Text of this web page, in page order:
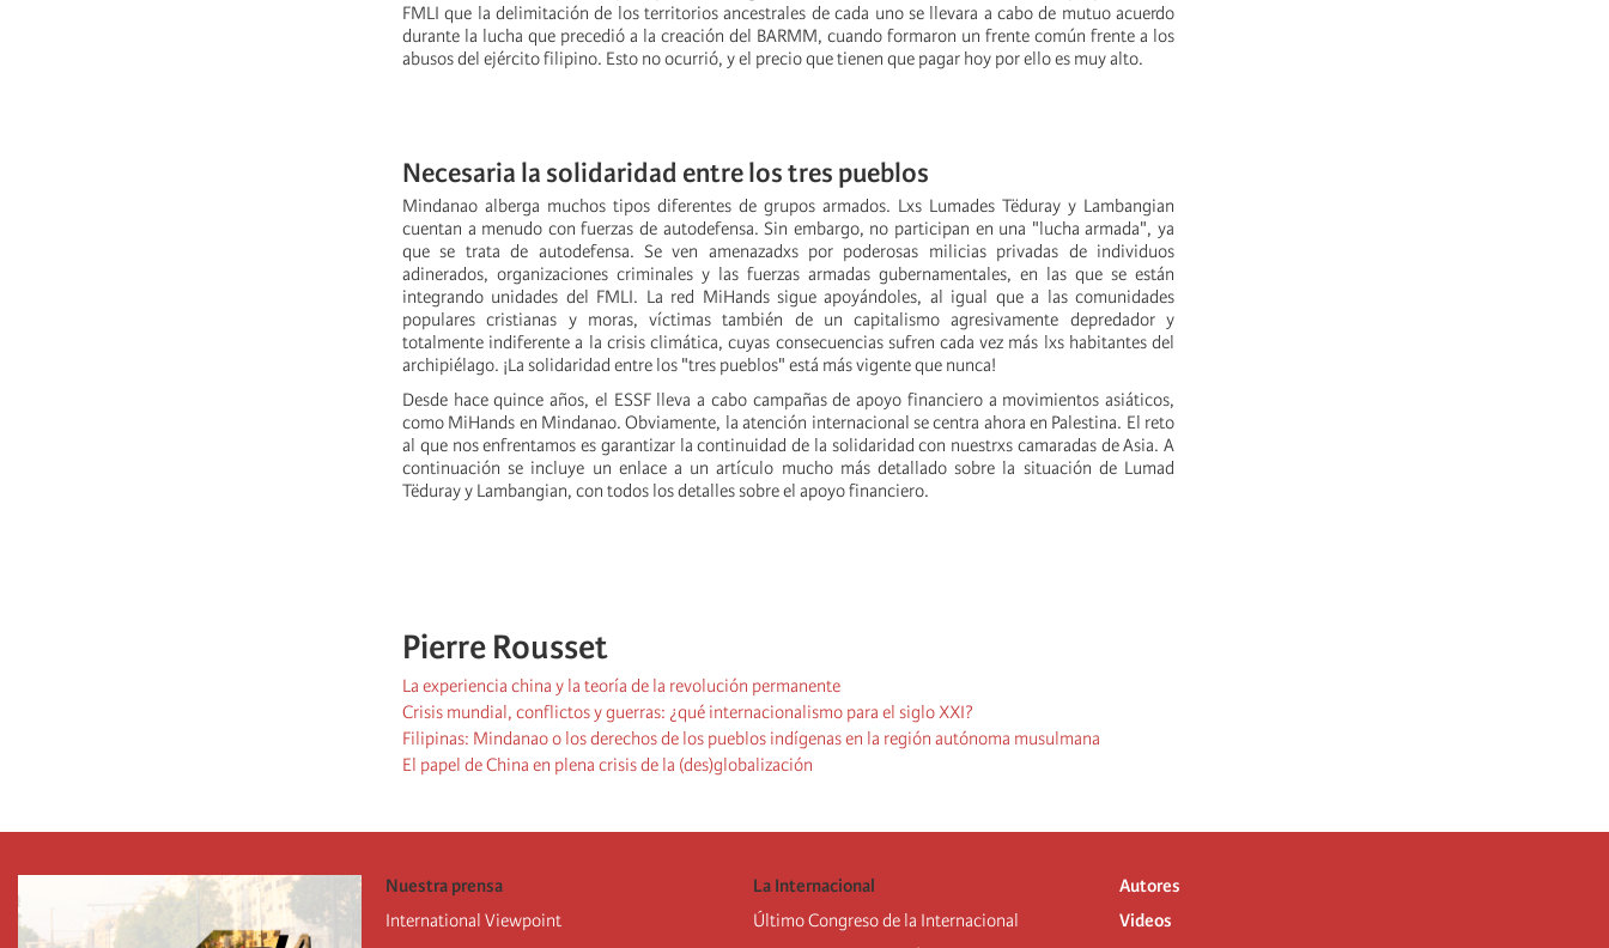
FMLI que la delimitación de los territorios ancestrales de cada uno se llevara a cabo de mutuo acuerdo
durante la lucha que precedió a la creación del BARMM, cuando formaron un frente común frente a los
abusos del ejército filipino. Esto no ocurrió, y el precio que tienen que pagar hoy por ello es muy alto.
Necesaria la solidaridad entre los tres pueblos
Mindanao alberga muchos tipos diferentes de grupos armados. Lxs Lumades Tëduray y Lambangian
cuentan a menudo con fuerzas de autodefensa. Sin embargo, no participan en una "lucha armada", ya
que se trata de autodefensa. Se ven amenazadxs por poderosas milicias privadas de individuos
adinerados, organizaciones criminales y las fuerzas armadas gubernamentales, en las que se están
integrando unidades del FMLI. La red MiHands sigue apoyándoles, al igual que a las comunidades
populares cristianas y moras, víctimas también de un capitalismo agresivamente depredador y
totalmente indiferente a la crisis climática, cuyas consecuencias sufren cada vez más lxs habitantes del
archipiélago. ¡La solidaridad entre los "tres pueblos" está más vigente que nunca!
Desde hace quince años, el ESSF lleva a cabo campañas de apoyo financiero a movimientos asiáticos,
como MiHands en Mindanao. Obviamente, la atención internacional se centra ahora en Palestina. El reto
al que nos enfrentamos es garantizar la continuidad de la solidaridad con nuestrxs camaradas de Asia. A
continuación se incluye un enlace a un artículo mucho más detallado sobre la situación de Lumad
Tëduray y Lambangian, con todos los detalles sobre el apoyo financiero.
Pierre Rousset
La experiencia china y la teoría de la revolución permanente
Crisis mundial, conflictos y guerras: ¿qué internacionalismo para el siglo XXI?
Filipinas: Mindanao o los derechos de los pueblos indígenas en la región autónoma musulmana
El papel de China en plena crisis de la (des)globalización
Nuestra prensa
International Viewpoint
La Internacional
Último Congreso de la Internacional
Autores
Videos